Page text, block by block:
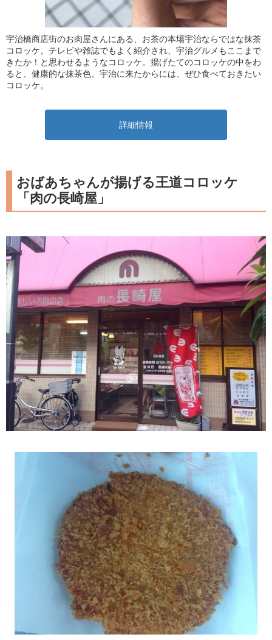
宇治橋商店街のお肉屋さんにある、お茶の本場宇治ならではな抹茶
コロッケ。テレビや雑誌でもよく紹介され、宇治グルメもここまで
きたか！と思わせるようなコロッケ。揚げたてのコロッケの中をわ
ると、健康的な抹茶色。宇治に来たからには、ぜひ食べておきたい
コロッケ。
詳細情報
おばあちゃんが揚げる王道コロッケ
「肉の長崎屋」